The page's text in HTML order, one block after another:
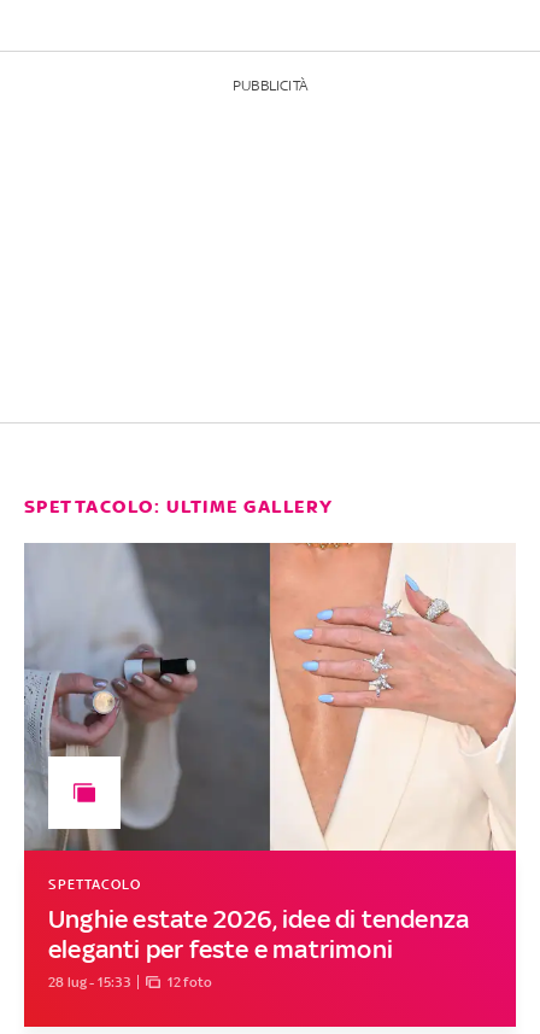
PUBBLICITÀ
SPETTACOLO: ULTIME GALLERY
Unghie estate 2026, idee di tendenza
eleganti per feste e matrimoni
SPETTACOLO
28 lug - 15:33 12 foto